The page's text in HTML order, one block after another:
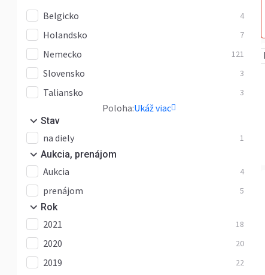
Belgicko
4
Holandsko 7
Nemecko 121
Slovensko 3
Taliansko 3
Poloha:Ukáž viac
Stav
na diely 1
Aukcia, prenájom
Aukcia 4
prenájom 5
Rok
2021 18
2020 20
2019 22